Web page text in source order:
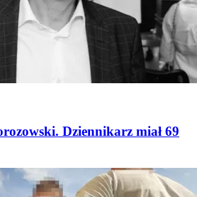
Dziennikarz miał 69